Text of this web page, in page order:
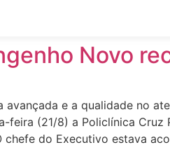
Novo
e a qualidade no
feira (21/8) a Policlínica
chefe do Executivo estava